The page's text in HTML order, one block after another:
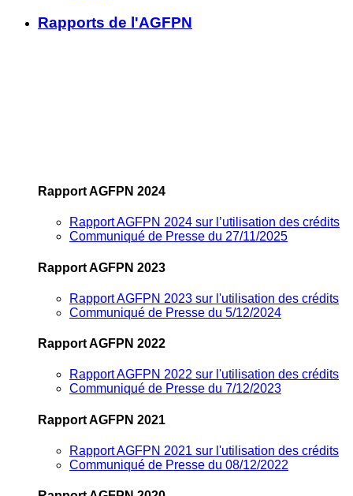
Rapports de l'AGFPN
Rapport AGFPN 2024
Rapport AGFPN 2024 sur l’utilisation des crédits
Communiqué de Presse du 27/11/2025
Rapport AGFPN 2023
Rapport AGFPN 2023 sur l'utilisation des crédits
Communiqué de Presse du 5/12/2024
Rapport AGFPN 2022
Rapport AGFPN 2022 sur l'utilisation des crédits
Communiqué de Presse du 7/12/2023
Rapport AGFPN 2021
Rapport AGFPN 2021 sur l'utilisation des crédits
Communiqué de Presse du 08/12/2022